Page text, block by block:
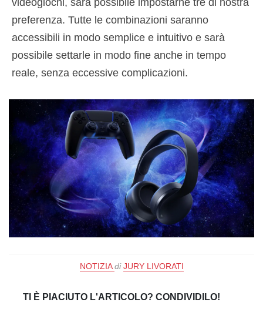
videogiochi, sarà possibile impostarne tre di nostra
preferenza. Tutte le combinazioni saranno
accessibili in modo semplice e intuitivo e sarà
possibile settarle in modo fine anche in tempo
reale, senza eccessive complicazioni.
NOTIZIA di JURY LIVORATI
TI È PIACIUTO L'ARTICOLO? CONDIVIDILO!